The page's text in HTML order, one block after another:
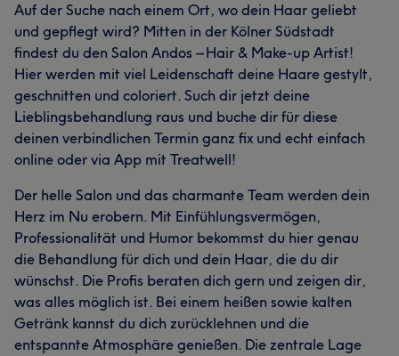
Auf der Suche nach einem Ort, wo dein Haar geliebt
und gepflegt wird? Mitten in der Kölner Südstadt
findest du den Salon Andos – Hair & Make-up Artist!
Hier werden mit viel Leidenschaft deine Haare gestylt,
geschnitten und coloriert. Such dir jetzt deine
Lieblingsbehandlung raus und buche dir für diese
deinen verbindlichen Termin ganz fix und echt einfach
online oder via App mit Treatwell!
Der helle Salon und das charmante Team werden dein
Herz im Nu erobern. Mit Einfühlungsvermögen,
Professionalität und Humor bekommst du hier genau
die Behandlung für dich und dein Haar, die du dir
wünschst. Die Profis beraten dich gern und zeigen dir,
was alles möglich ist. Bei einem heißen sowie kalten
Getränk kannst du dich zurücklehnen und die
entspannte Atmosphäre genießen. Die zentrale Lage